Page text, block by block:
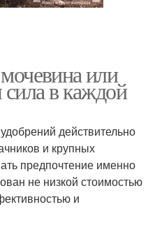
или
в каждой
действительно
и крупных
предпочтение именно
не низкой стоимостью
и